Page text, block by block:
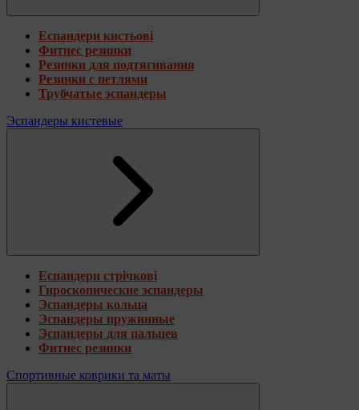
Еспандери кистьові
Фитнес резинки
Резинки для подтягивания
Резинки с петлями
Трубчатые эспандеры
Эспандеры кистевые
Еспандери стрічкові
Гироскопические эспандеры
Эспандеры кольца
Эспандеры пружинные
Эспандеры для пальцев
Фитнес резинки
Спортивные коврики та маты